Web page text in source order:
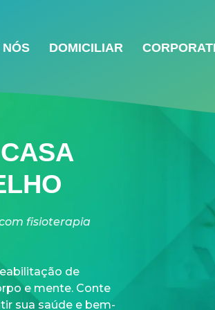
DOMICILIAR
fisioterapia
de
e mente. Conte
sua saúde e bem-